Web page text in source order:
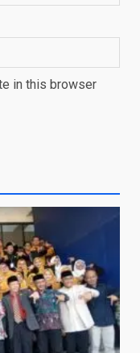
in this browser